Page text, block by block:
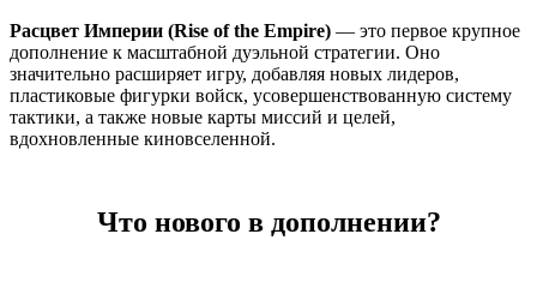
Расцвет Империи (Rise of the Empire) — это первое крупное
дополнение к масштабной дуэльной стратегии. Оно
значительно расширяет игру, добавляя новых лидеров,
пластиковые фигурки войск, усовершенствованную систему
тактики, а также новые карты миссий и целей,
вдохновленные киновселенной.
Что нового в дополнении?